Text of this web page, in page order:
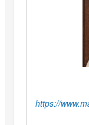
https://